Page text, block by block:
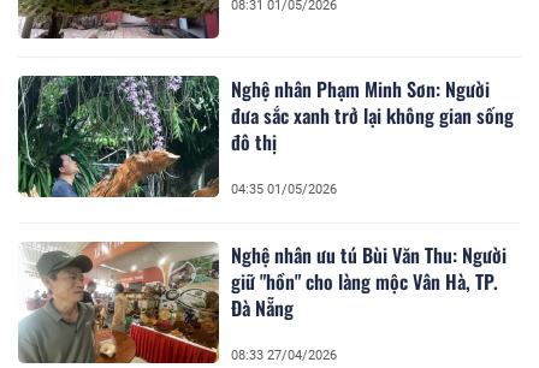
08:31 01/05/2026
Nghệ nhân Phạm Minh Sơn: Người
đưa sắc xanh trở lại không gian sống
đô thị
04:35 01/05/2026
Nghệ nhân ưu tú Bùi Văn Thu: Người
giữ "hồn" cho làng mộc Vân Hà, TP.
Đà Nẵng
08:33 27/04/2026